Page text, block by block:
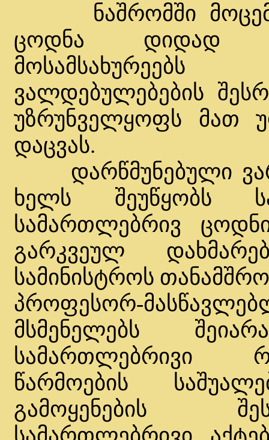
ნაშრომში
ცოდნა დიდად
ვალდებულებების
უზრუნველყოფს მათ
დაცვას.
დარწმუნებული
ხელს შეუწყობს
სამართლებრივ
გარკვეულ
სამინისტროს
პროფესორ-
მსმენელებს
სამართლებრივი
წარმოების
გამოყენების